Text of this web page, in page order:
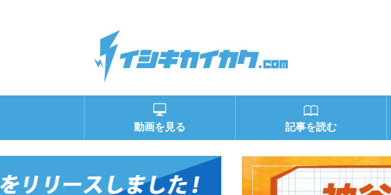
動画を見る 記事を読む